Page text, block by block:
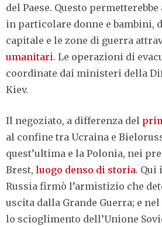
del Paese. Questo
in particolare donne e bambini,
capitale e le zone di guerra
umanitari. Le operazioni di
coordinate dai ministeri della
Kiev.
Il negoziato, a differenza del
al confine tra Ucraina e
quest’ultima e la Polonia, nei
Brest, luogo denso di storia. Qui
Russia firmò l’armistizio che
uscita dalla Grande Guerra; e nel
lo scioglimento dell’Unione